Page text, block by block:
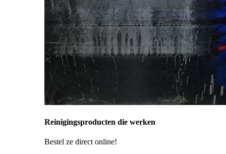
Reinigingsproducten die werken
Bestel ze direct online!